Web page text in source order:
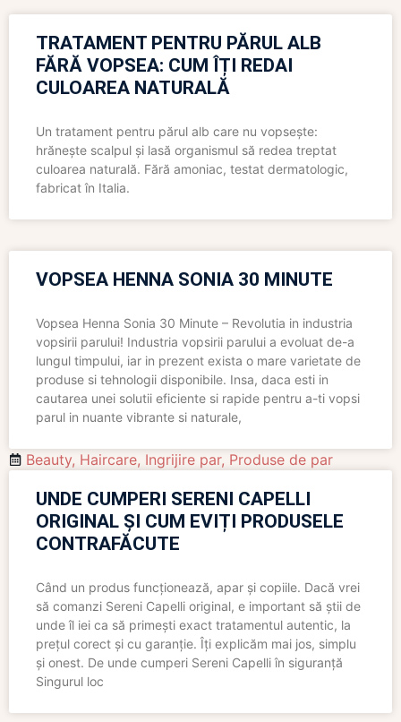
TRATAMENT PENTRU PĂRUL ALB
FĂRĂ VOPSEA: CUM ÎȚI REDAI
CULOAREA NATURALĂ
Un tratament pentru părul alb care nu vopsește:
hrănește scalpul și lasă organismul să redea treptat
culoarea naturală. Fără amoniac, testat dermatologic,
fabricat în Italia.
VOPSEA HENNA SONIA 30 MINUTE
Vopsea Henna Sonia 30 Minute – Revolutia in industria
vopsirii parului! Industria vopsirii parului a evoluat de-a
lungul timpului, iar in prezent exista o mare varietate de
produse si tehnologii disponibile. Insa, daca esti in
cautarea unei solutii eficiente si rapide pentru a-ti vopsi
parul in nuante vibrante si naturale,
Beauty, Haircare, Ingrijire par, Produse de par
UNDE CUMPERI SERENI CAPELLI
ORIGINAL ȘI CUM EVIȚI PRODUSELE
CONTRAFĂCUTE
Când un produs funcționează, apar și copiile. Dacă vrei
să comanzi Sereni Capelli original, e important să știi de
unde îl iei ca să primești exact tratamentul autentic, la
prețul corect și cu garanție. Îți explicăm mai jos, simplu
și onest. De unde cumperi Sereni Capelli în siguranță
Singurul loc